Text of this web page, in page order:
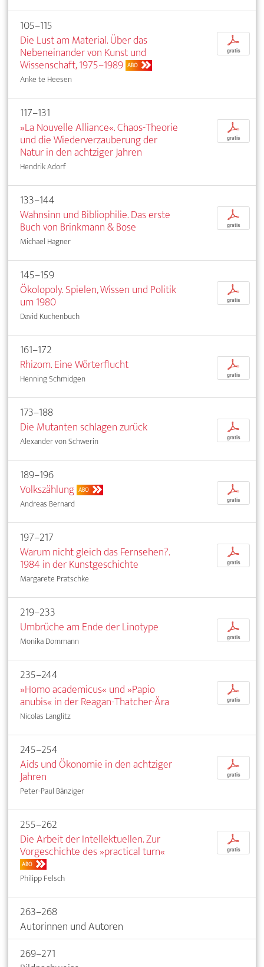
105–115
Die Lust am Material. Über das
Nebeneinander von Kunst und
Wissenschaft, 1975–1989 ABO
Anke te Heesen
p
gratis
117–131
»La Nouvelle Alliance«. Chaos-Theorie
und die Wiederverzauberung der
Natur in den achtziger Jahren
Hendrik Adorf
p
gratis
133–144
Wahnsinn und Bibliophilie. Das erste
Buch von Brinkmann & Bose
Michael Hagner
p
gratis
145–159
Ökolopoly. Spielen, Wissen und Politik
um 1980
David Kuchenbuch
p
gratis
161–172
Rhizom. Eine Wörterflucht
Henning Schmidgen
p
gratis
173–188
Die Mutanten schlagen zurück
Alexander von Schwerin
p
gratis
189–196
Volkszählung ABO
Andreas Bernard
p
gratis
197–217
Warum nicht gleich das Fernsehen?.
1984 in der Kunstgeschichte
Margarete Pratschke
p
gratis
219–233
Umbrüche am Ende der Linotype
Monika Dommann
p
gratis
235–244
»Homo academicus« und »Papio
anubis« in der Reagan-Thatcher-Ära
Nicolas Langlitz
p
gratis
245–254
Aids und Ökonomie in den achtziger
Jahren
Peter-Paul Bänziger
p
gratis
255–262
Die Arbeit der Intellektuellen. Zur
Vorgeschichte des »practical turn«
ABO
Philipp Felsch
p
gratis
263–268
Autorinnen und Autoren
269–271